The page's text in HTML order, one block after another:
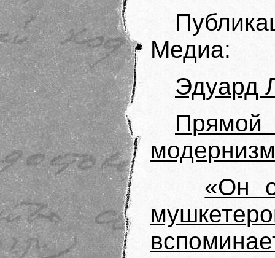
Медиа:
Эдуард
«Он